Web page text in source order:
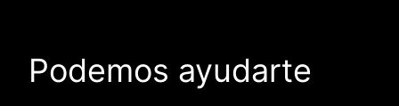
Podemos ayudarte